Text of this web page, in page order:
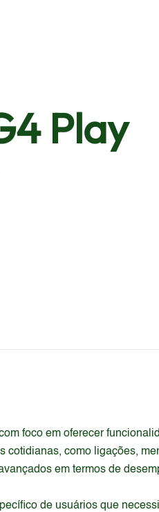
Play
foco em oferecer
como ligações,
em termos de
de usuários que